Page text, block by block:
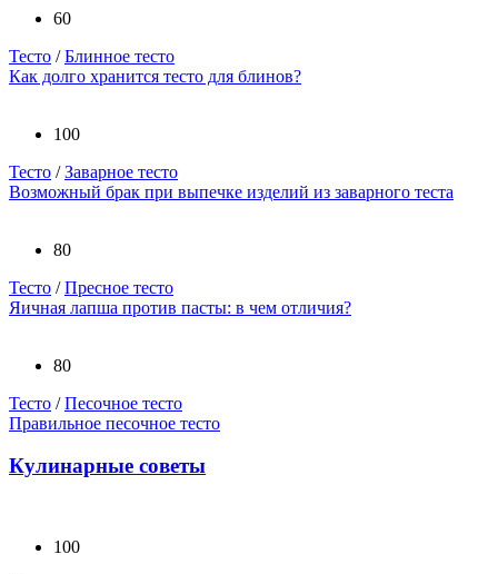
60
Тесто /Блинное тесто
Как долго хранится тесто для блинов?
100
Тесто /Заварное тесто
Возможный брак при выпечке изделий из заварного теста
80
Тесто /Пресное тесто
Яичная лапша против пасты: в чем отличия?
80
Тесто /Песочное тесто
Правильное песочное тесто
Кулинарные советы
100